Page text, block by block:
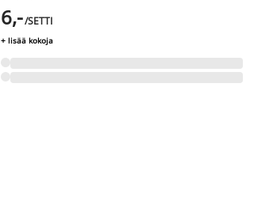
6,-/SETTI
+ lisää kokoja